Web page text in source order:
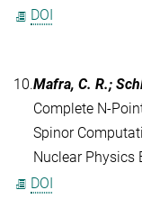
DOI
10.Mafra, C. R.;
Complete N-
Spinor
Nuclear Physics
DOI